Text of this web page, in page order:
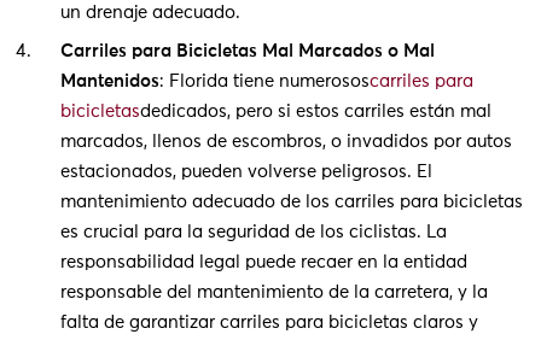
un drenaje adecuado.
Carriles para Bicicletas Mal Marcados o Mal
Mantenidos: Florida tiene numerososcarriles para
bicicletasdedicados, pero si estos carriles están mal
marcados, llenos de escombros, o invadidos por autos
estacionados, pueden volverse peligrosos. El
mantenimiento adecuado de los carriles para bicicletas
es crucial para la seguridad de los ciclistas. La
responsabilidad legal puede recaer en la entidad
responsable del mantenimiento de la carretera, y la
falta de garantizar carriles para bicicletas claros y